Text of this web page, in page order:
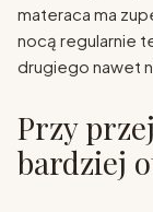
materaca ma
nocą regularnie
drugiego nawet
Przy
bardziej